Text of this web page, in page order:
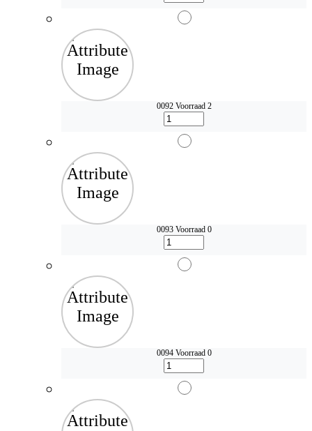
0092 Voorraad 2
0093 Voorraad 0
0094 Voorraad 0